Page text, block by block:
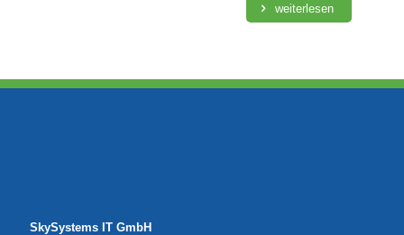
weiterlesen
SkySystems IT GmbH